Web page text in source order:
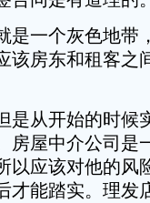
一个灰色地带
该房东和租客之
从开始的时候
房屋中介公司是
以应该对他的风
才能踏实。理发